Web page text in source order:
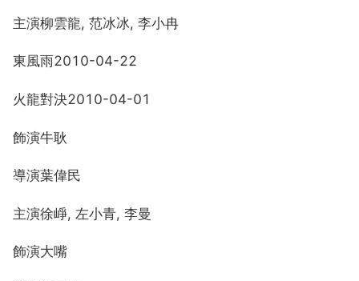
主演柳雲龍, 范冰冰, 李小冉
東風雨2010-04-22
火龍對決2010-04-01
飾演牛耿
導演葉偉民
主演徐崢, 左小青, 李曼
飾演大嘴